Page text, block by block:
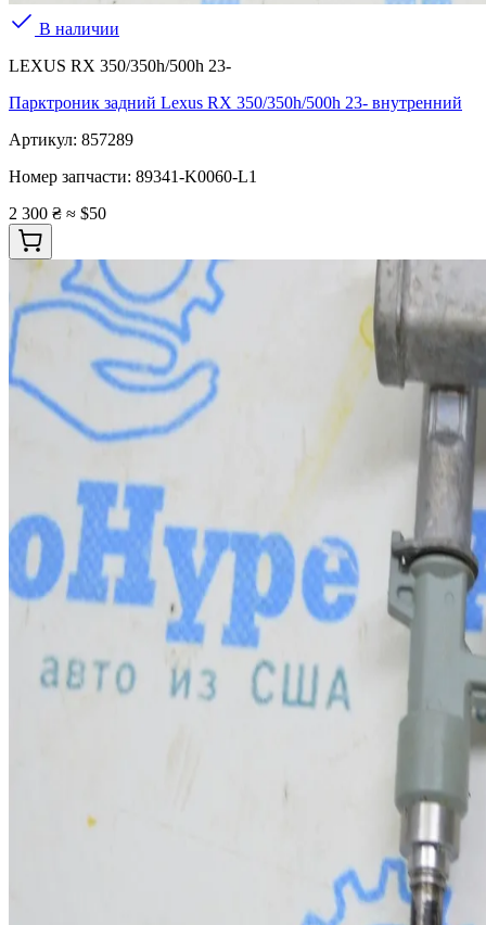
В наличии
LEXUS RX 350/350h/500h 23-
Парктроник задний Lexus RX 350/350h/500h 23- внутренний
Артикул: 857289
Номер запчасти: 89341-K0060-L1
2 300 ₴ ≈ $50